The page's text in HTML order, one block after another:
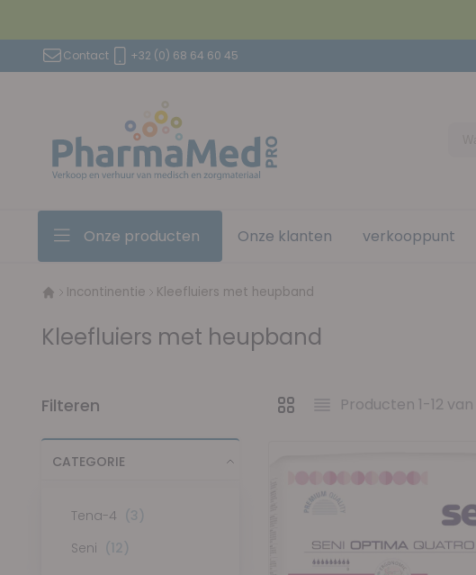
Ga naar de inhoud
Contact +32 (0) 68 64 60 45
Onze producten Onze klanten verkooppunt
Incontinentie Kleefluiers met heupband
Kleefluiers met heupband
Tonen als Producten 1-12 van
Filteren
CATEGORIE
Tena-4 3
items
Seni
12
items